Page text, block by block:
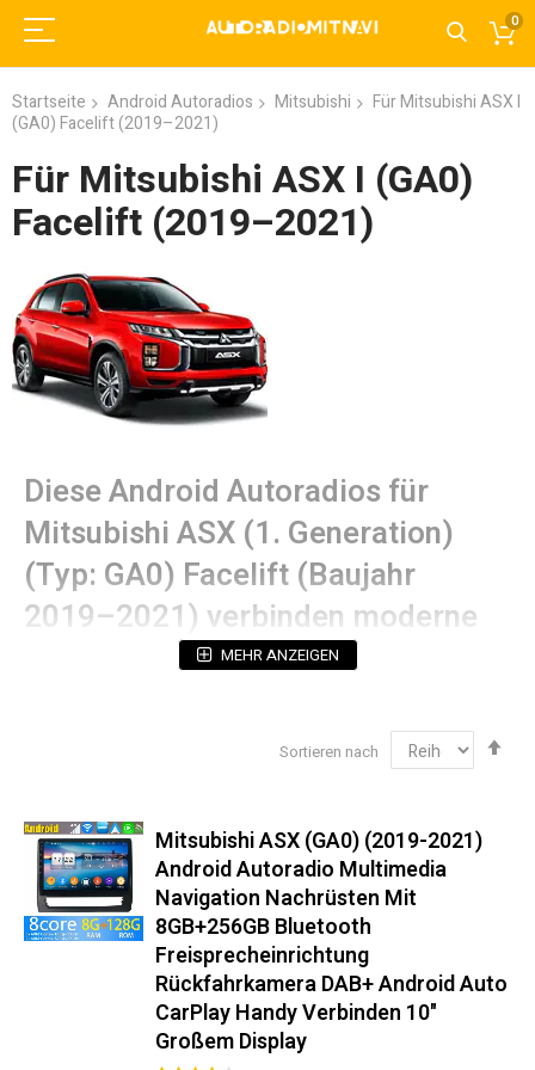
0
Startseite Android Autoradios Mitsubishi
Für Mitsubishi ASX I
(GA0) Facelift (2019–2021)
Für Mitsubishi ASX I (GA0)
Facelift (2019–2021)
Diese Android Autoradios für
Mitsubishi ASX (1. Generation)
(Typ: GA0) Facelift (Baujahr
2019–2021) verbinden moderne
Technik mit perfektem OEM-Fit:
Android (mit 5 Jahren
Technologie)
Display: 2K QLED-Touchscreen mit 178°
Blickwinkelstabilität (Hervorragende Bildqualität &
Augenschonend)
Navigation:Dual-GPS (GPS + Galileo Unterstützung)
Audioausgang:4x50W RMS (THD <0.05%)
Einbaukompatibilität‌ 100%
MEHR ANZEIGEN
Sortieren nach
Mitsubishi ASX (GA0) (2019-2021)
Android Autoradio Multimedia
Navigation Nachrüsten Mit
8GB+256GB Bluetooth
Freisprecheinrichtung​
Rückfahrkamera DAB+ Android Auto
CarPlay Handy Verbinden​ 10"
Großem Display